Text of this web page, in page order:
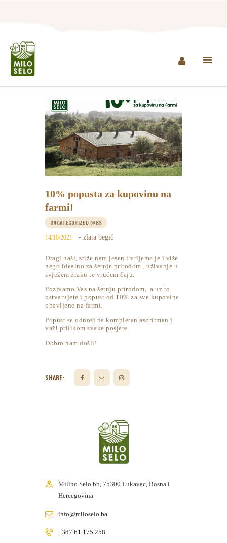
PROIZVODI
AGROTURIZAM I
RESTORAN
MINI ZOO
KONTAKT
KUPI PROIZVODE
10% popusta za kupovinu na
farmi!
UNCATEGORIZED @BS
14/10/2021 - zlata begić
Dragi naši, stiže nam jesen i vrijeme je i više
nego idealno za šetnje prirodom.. uživanje u
svježem zraku te vrućem čaju.
Pozivamo Vas na šetnju prirodom, a uz to
ostvarujete i popust od 10% za sve kupovine
obavljene na farmi.
Popust se odnosi na kompletan asoritman i
važi prilikom svake posjete.
Dobro nam došli!
SHARE
Milino Selo bb, 75300 Lukavac, Bosna i
Hercegovina
info@miloselo.ba
+387 61 175 258